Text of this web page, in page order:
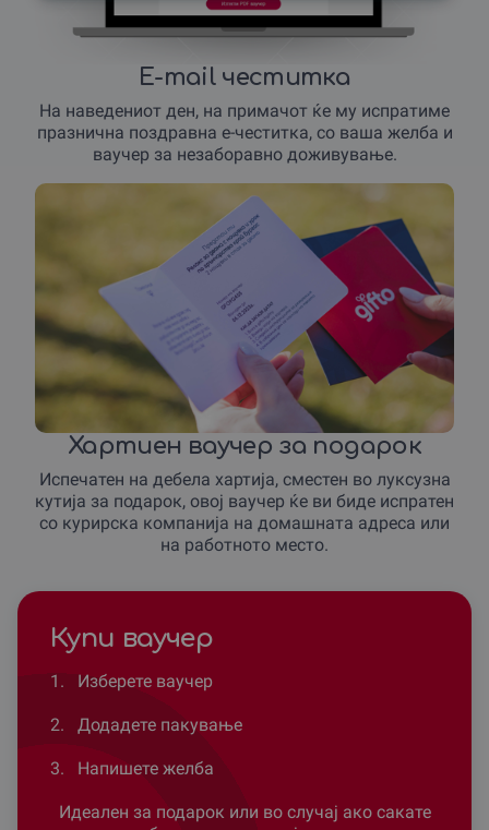
E-mail честитка
На наведениот ден, на примачот ќе му испратиме
празнична поздравна е-честитка, со ваша желба и
ваучер за незаборавно доживување.
Хартиен ваучер за подарок
Испечатен на дебела хартија, сместен во луксузна
кутија за подарок, овој ваучер ќе ви биде испратен
со курирска компанија на домашната адреса или
на работното место.
Купи ваучер
1. Изберете ваучер
2. Додадете пакување
3. Напишете желба
Идеален за подарок или во случај ако сакате